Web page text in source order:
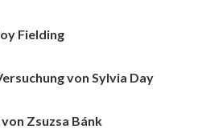
Fielding
von Sylvia Day
Zsuzsa Bánk